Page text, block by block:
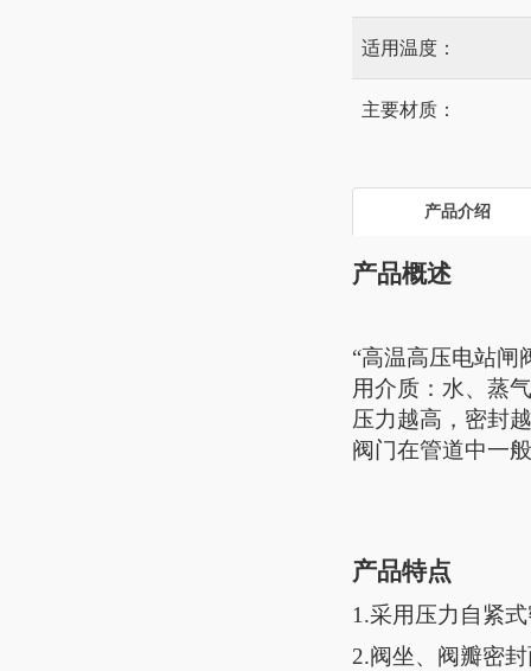
适用温度：
主要材质：
产品介绍
产品概述
“高温高压电站闸
用介质：水、蒸
压力越高，密封
阀门在管道中一
产品特点
1.采用压力自紧
2.阀坐、阀瓣密